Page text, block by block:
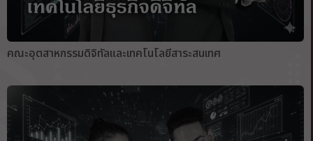
คณะอุตสาหกรรมดิจิทัลและเทคโนโลยีสาระสนเทศ